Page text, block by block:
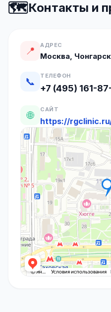
🗺️Контакты и
📍 АДРЕС
Москва,
📞 ТЕЛЕФОН
+7 (495) 161-
🌐 САЙТ
https://